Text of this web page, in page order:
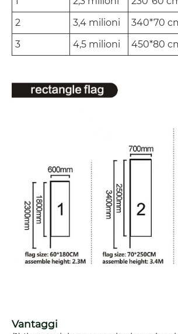
2
3,4 milioni 340*70
3
4,5 milioni 450*80
Vantaggi